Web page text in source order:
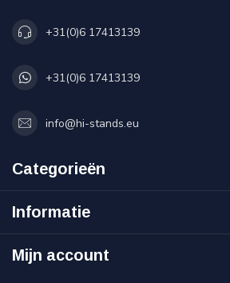
+31(0)6 17413139
+31(0)6 17413139
info@hi-stands.eu
Categorieën
Informatie
Mijn account